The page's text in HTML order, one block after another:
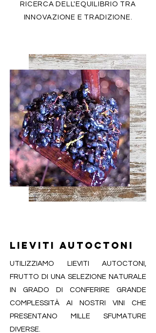
RICERCA DELL'EQUILIBRIO TRA
INNOVAZIONE E TRADIZIONE.
LIEVITI AUTOCTONI
UTILIZZIAMO LIEVITI AUTOCTONI,
FRUTTO DI UNA SELEZIONE NATURALE
IN GRADO DI CONFERIRE GRANDE
COMPLESSITÀ AI NOSTRI VINI CHE
PRESENTANO MILLE SFUMATURE
DIVERSE.